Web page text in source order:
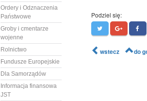
Ordery i Odznaczenia
Państwowe
Groby i cmentarze
wojenne
Rolnictwo
Fundusze Europejskie
Dla Samorządów
Informacja finansowa
JST
Podziel się:
wstecz do